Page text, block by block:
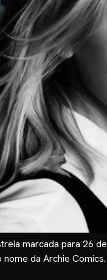
marcada para 26
da Archie